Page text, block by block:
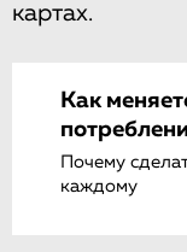
картах.
Как
Почему
каждому